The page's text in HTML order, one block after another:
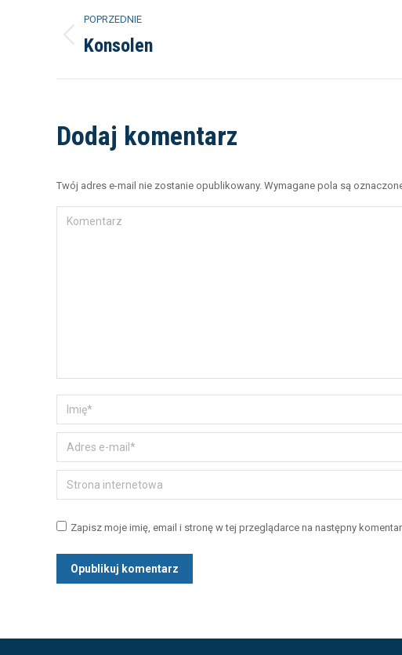
POPRZEDNIE
Konsolen
Dodaj komentarz
Twój adres e-mail nie zostanie opublikowany. Wymagane pola są
Komentarz
Imię *
Adres e-mail *
Strona internetowa
Zapisz moje imię, email i stronę w tej przeglądarce na następny
Opublikuj komentarz